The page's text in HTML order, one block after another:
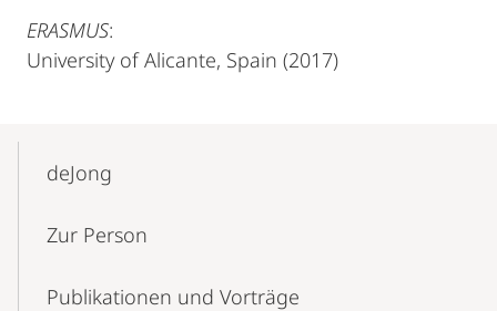
ERASMUS:
University of Alicante, Spain (2017)
Navigation
deJong
Zur Person
Publikationen und Vorträge